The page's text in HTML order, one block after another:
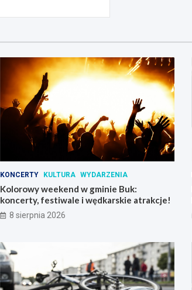
KONCERTY KULTURA WYDARZENIA
Kolorowy weekend w gminie Buk:
koncerty, festiwale i wędkarskie atrakcje!
8 sierpnia 2026